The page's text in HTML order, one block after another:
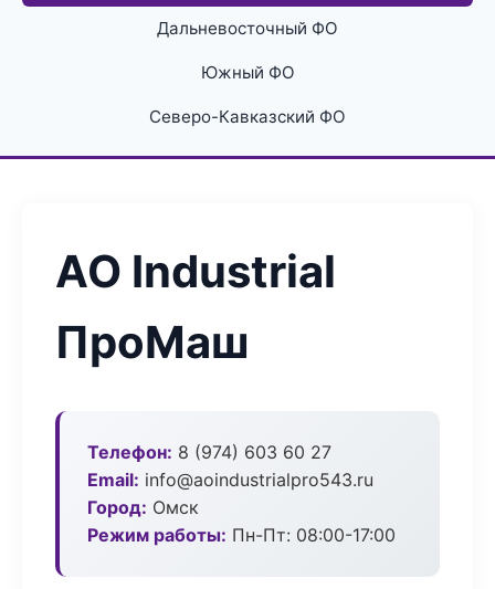
Дальневосточный ФО
Южный ФО
Северо-Кавказский ФО
АО Industrial
ПроМаш
Телефон: 8 (974) 603 60 27
Email: info@aoindustrialpro543.ru
Город: Омск
Режим работы: Пн-Пт: 08:00-17:00